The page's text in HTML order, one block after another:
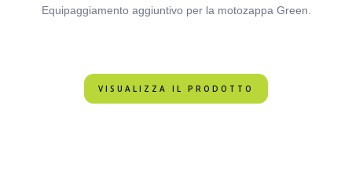
Equipaggiamento aggiuntivo per la motozappa Green.
VISUALIZZA IL PRODOTTO